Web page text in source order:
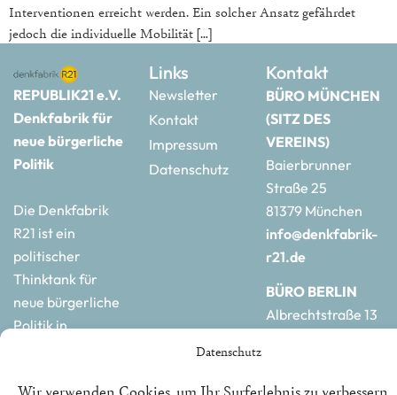
Datenschutz
Interventionen erreicht werden. Ein solcher Ansatz gefährdet
jedoch die individuelle Mobilität […]
REPUBLIK21 e.V.
Denkfabrik für
neue bürgerliche
Politik
Die Denkfabrik
R21 ist ein
politischer
Thinktank für
neue bürgerliche
Politik in
Links
Newsletter
Kontakt
Impressum
Datenschutz
Kontakt
BÜRO MÜNCHEN
(SITZ DES
VEREINS)
Baierbrunner
Straße 25
81379 München
info@denkfabrik-
r21.de
BÜRO BERLIN
Albrechtstraße 13
r21.de